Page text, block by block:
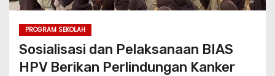
PROGRAM SEKOLAH
Sosialisasi dan Pelaksanaan BIAS
HPV Berikan Perlindungan Kanker